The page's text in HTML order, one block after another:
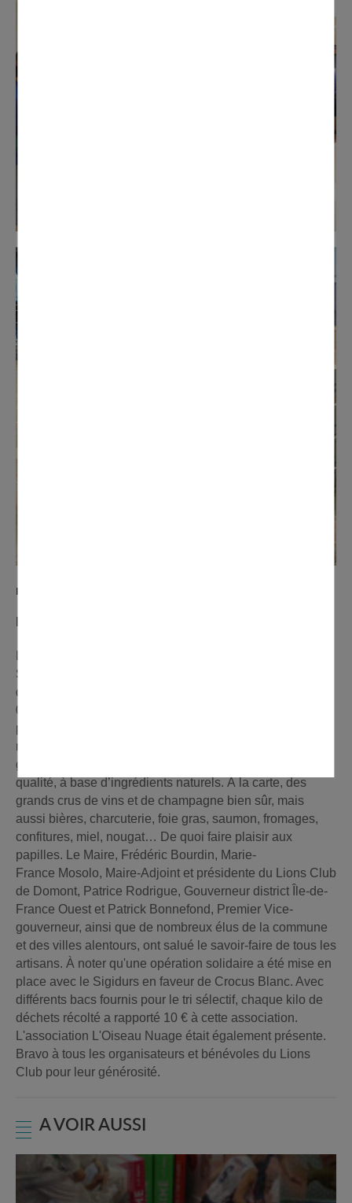
n° 272 novembre 2021
Salon des vins et des saveurs organisé par le Lions Club
de Domont, au profit de ses œuvres caritatives. Près de 1
000 visiteurs sont venus déguster les produits artisanaux
proposés par une trentaine d’exposants, dont plusieurs
médaillés du guide Hachette. L’occasion pour les
gourmets de découvrir et d’acheter des produits de haute
qualité, à base d’ingrédients naturels. À la carte, des
grands crus de vins et de champagne bien sûr, mais
aussi bières, charcuterie, foie gras, saumon, fromages,
confitures, miel, nougat… De quoi faire plaisir aux
papilles. Le Maire, Frédéric Bourdin, Marie-
France Mosolo, Maire-Adjoint et présidente du Lions Club
de Domont, Patrice Rodrigue, Gouverneur district Île-de-
France Ouest et Patrick Bonnefond, Premier Vice-
gouverneur, ainsi que de nombreux élus de la commune
et des villes alentours, ont salué le savoir-faire de tous les
artisans. À noter qu'une opération solidaire a été mise en
place avec le Sigidurs en faveur de Crocus Blanc. Avec
différents bacs fournis pour le tri sélectif, chaque kilo de
déchets récolté a rapporté 10 € à cette association.
L'association L'Oiseau Nuage était également présente.
Bravo à tous les organisateurs et bénévoles du Lions
Club pour leur générosité.
A VOIR AUSSI